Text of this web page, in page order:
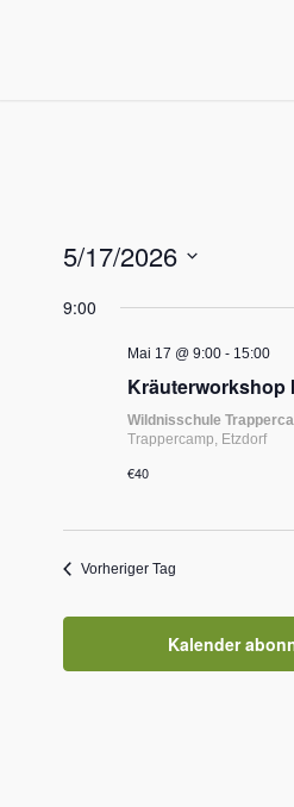
5/17/2026
wählen.
9:00
Mai 17 @ 9:00 - 15:00
Kräuterworkshop
Wildnisschule
Trappercamp, Etzdorf
€40
Vorheriger Tag
Kalender